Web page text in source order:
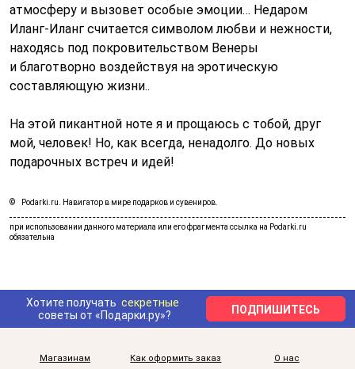
атмосферу и вызовет особые эмоции… Недаром
Иланг-Иланг считается символом любви и нежности,
находясь под покровительством Венеры
и благотворно воздействуя на эротическую
составляющую жизни..
На этой пикантной ноте я и прощаюсь с тобой, друг
мой, человек! Но, как всегда, ненадолго. До новых
подарочных встреч и идей!
Podarki.ru. Навигатор в мире подарков и сувениров.
Хотите получать секретные
советы от «Подарки.ру»?
ПОДПИШИТЕСЬ
Магазинам Как оформить заказ О нас